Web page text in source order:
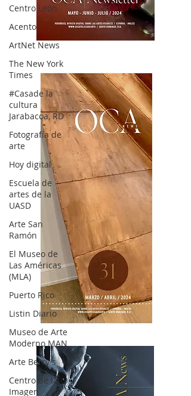
Centro León
Acento
ArtNet News
The New York
Times
#Casade la
cultura
Jarabacoa, RD
Fotografía de
arte
Hoy digital
Escuela de
artes de la
UASD
Arte San
Ramón
El Museo de
Las Américas
(MLA)
Puerto Rico
Listin Diario
Museo de Arte
Moderno MAN
Arte Berry's
Centro de la
Imagen
OCA|News 32/ Mayo-Junio-Julio, 2023
OCA|News 31 / Marzo-Abril / 2024